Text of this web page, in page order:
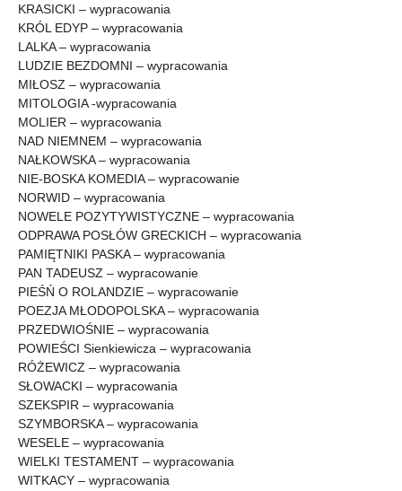
KRASICKI – wypracowania
KRÓL EDYP – wypracowania
LALKA – wypracowania
LUDZIE BEZDOMNI – wypracowania
MIŁOSZ – wypracowania
MITOLOGIA -wypracowania
MOLIER – wypracowania
NAD NIEMNEM – wypracowania
NAŁKOWSKA – wypracowania
NIE-BOSKA KOMEDIA – wypracowanie
NORWID – wypracowania
NOWELE POZYTYWISTYCZNE – wypracowania
ODPRAWA POSŁÓW GRECKICH – wypracowania
PAMIĘTNIKI PASKA – wypracowania
PAN TADEUSZ – wypracowanie
PIEŚŃ O ROLANDZIE – wypracowanie
POEZJA MŁODOPOLSKA – wypracowania
PRZEDWIOŚNIE – wypracowania
POWIEŚCI Sienkiewicza – wypracowania
RÓŻEWICZ – wypracowania
SŁOWACKI – wypracowania
SZEKSPIR – wypracowania
SZYMBORSKA – wypracowania
WESELE – wypracowania
WIELKI TESTAMENT – wypracowania
WITKACY – wypracowania